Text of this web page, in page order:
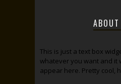
This is just a text box
whatever you want and it
appear here. Pretty cool,